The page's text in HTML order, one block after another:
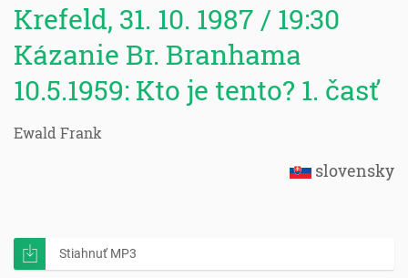
Krefeld, 31. 10. 1987 / 19:30
Kázanie Br. Branhama
10.5.1959: Kto je tento? 1. časť
Ewald Frank
slovensky
Stiahnuť MP3